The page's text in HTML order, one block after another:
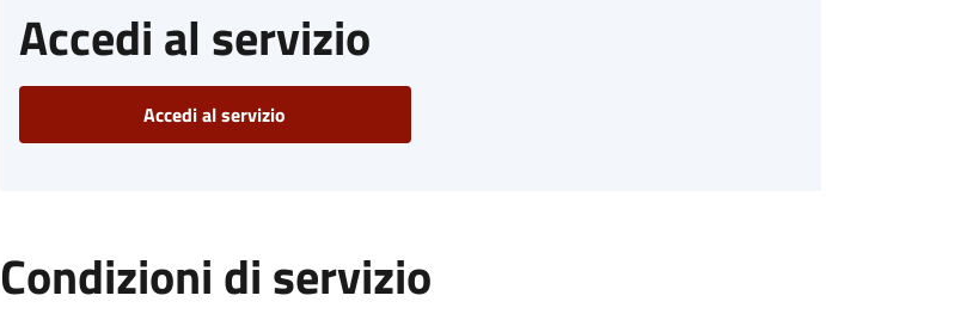
Accedi al servizio
Accedi al servizio
Condizioni di servizio